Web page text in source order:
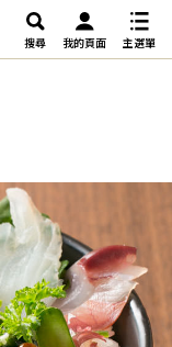
搜尋 我的頁面 主選單